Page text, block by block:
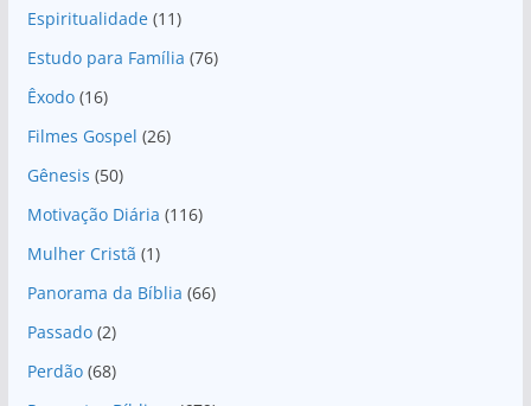
Espiritualidade(11)
Estudo para Família (76)
Êxodo(16)
Filmes Gospel (26)
Gênesis (50)
Motivação Diária (116)
Mulher Cristã (1)
Panorama da Bíblia (66)
Passado(2)
Perdão(68)